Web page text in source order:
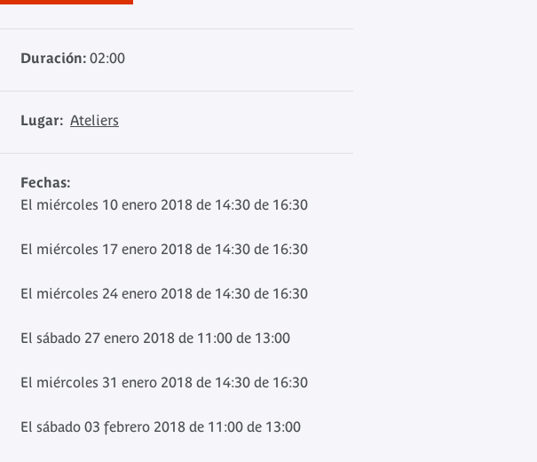
Duración: 02:00
Lugar: Ateliers
Fechas:
El miércoles 10 enero 2018 de 14:30 de 16:30
El miércoles 17 enero 2018 de 14:30 de 16:30
El miércoles 24 enero 2018 de 14:30 de 16:30
El sábado 27 enero 2018 de 11:00 de 13:00
El miércoles 31 enero 2018 de 14:30 de 16:30
El sábado 03 febrero 2018 de 11:00 de 13:00